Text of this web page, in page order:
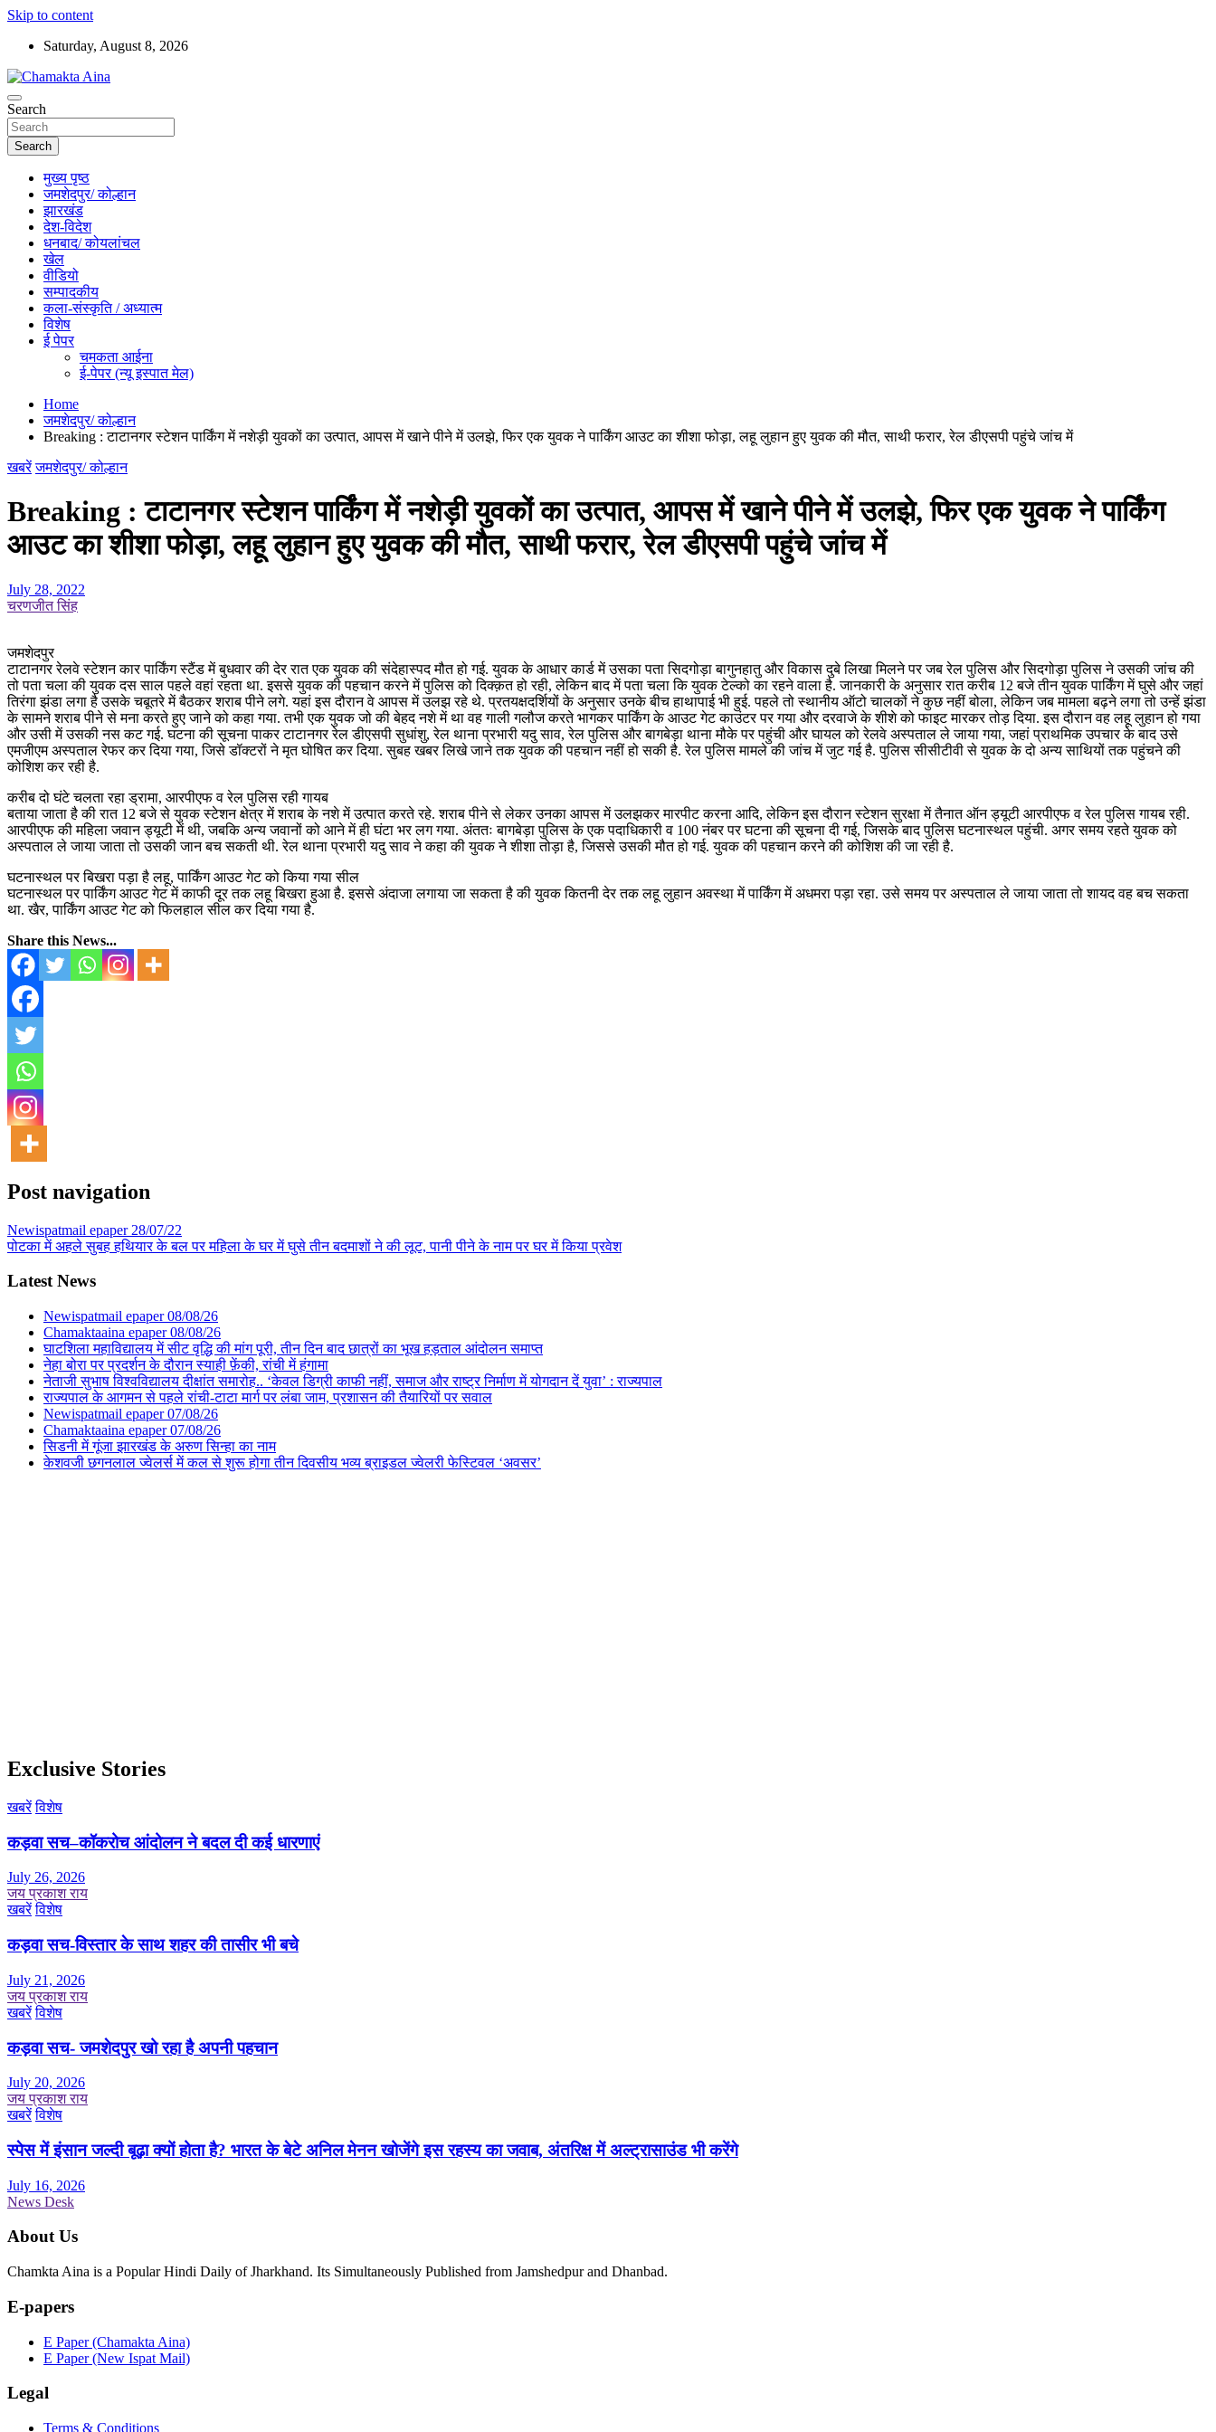
Skip to content
Saturday, August 8, 2026
Chamakta Aina
Hindi News Paper – Jharkhand
Search
Search
मुख्य पृष्ठ
जमशेदपुर/ कोल्हान
झारखंड
देश-विदेश
धनबाद/ कोयलांचल
खेल
वीडियो
सम्पादकीय
कला-संस्कृति / अध्यात्म
विशेष
ई पेपर
चमकता आईना
ई-पेपर (न्यू इस्पात मेल)
Home
जमशेदपुर/ कोल्हान
Breaking : टाटानगर स्टेशन पार्किंग में नशेड़ी युवकों का उत्पात, आपस में खाने पीने में उलझे, फिर एक युवक ने पार्किंग आउट का शीशा फोड़ा, लहू लुहान हुए युवक की मौत, साथी फरार, रेल डीएसपी पहुंचे जांच में
खबरें जमशेदपुर/ कोल्हान
Breaking : टाटानगर स्टेशन पार्किंग में नशेड़ी युवकों का उत्पात, आपस में खाने पीने में उलझे, फिर एक युवक ने पार्किंग
आउट का शीशा फोड़ा, लहू लुहान हुए युवक की मौत, साथी फरार, रेल डीएसपी पहुंचे जांच में
July 28, 2022
चरणजीत सिंह
जमशेदपुर
टाटानगर रेलवे स्टेशन कार पार्किंग स्टैंड में बुधवार की देर रात एक युवक की संदेहास्पद मौत हो गई. युवक के आधार कार्ड में उसका पता सिदगोड़ा बागुनहातु और विकास दुबे लिखा मिलने पर जब रेल पुलिस और सिदगोड़ा पुलिस ने उसकी जांच की
तो पता चला की युवक दस साल पहले वहां रहता था. इससे युवक की पहचान करने में पुलिस को दिक्क़त हो रही, लेकिन बाद में पता चला कि युवक टेल्को का रहने वाला है. जानकारी के अनुसार रात करीब 12 बजे तीन युवक पार्किंग में घुसे और जहां
तिरंगा झंडा लगा है उसके चबूतरे में बैठकर शराब पीने लगे. यहां इस दौरान वे आपस में उलझ रहे थे. प्रतयक्षदर्शियों के अनुसार उनके बीच हाथापाई भी हुई. पहले तो स्थानीय ऑटो चालकों ने कुछ नहीं बोला, लेकिन जब मामला बढ़ने लगा तो उन्हें झंडा
के सामने शराब पीने से मना करते हुए जाने को कहा गया. तभी एक युवक जो की बेहद नशे में था वह गाली गलौज करते भागकर पार्किंग के आउट गेट काउंटर पर गया और दरवाजे के शीशे को फाइट मारकर तोड़ दिया. इस दौरान वह लहू लुहान हो गया
और उसी में उसकी नस कट गई. घटना की सूचना पाकर टाटानगर रेल डीएसपी सुधांशु, रेल थाना प्रभारी यदु साव, रेल पुलिस और बागबेड़ा थाना मौके पर पहुंची और घायल को रेलवे अस्पताल ले जाया गया, जहां प्राथमिक उपचार के बाद उसे
एमजीएम अस्पताल रेफर कर दिया गया, जिसे डॉक्टरों ने मृत घोषित कर दिया. सुबह खबर लिखे जाने तक युवक की पहचान नहीं हो सकी है. रेल पुलिस मामले की जांच में जुट गई है. पुलिस सीसीटीवी से युवक के दो अन्य साथियों तक पहुंचने की
कोशिश कर रही है.
करीब दो घंटे चलता रहा ड्रामा, आरपीएफ व रेल पुलिस रही गायब
बताया जाता है की रात 12 बजे से युवक स्टेशन क्षेत्र में शराब के नशे में उत्पात करते रहे. शराब पीने से लेकर उनका आपस में उलझकर मारपीट करना आदि, लेकिन इस दौरान स्टेशन सुरक्षा में तैनात ऑन ड्यूटी आरपीएफ व रेल पुलिस गायब रही.
आरपीएफ की महिला जवान ड्यूटी में थी, जबकि अन्य जवानों को आने में ही घंटा भर लग गया. अंततः बागबेड़ा पुलिस के एक पदाधिकारी व 100 नंबर पर घटना की सूचना दी गई, जिसके बाद पुलिस घटनास्थल पहुंची. अगर समय रहते युवक को
अस्पताल ले जाया जाता तो उसकी जान बच सकती थी. रेल थाना प्रभारी यदु साव ने कहा की युवक ने शीशा तोड़ा है, जिससे उसकी मौत हो गई. युवक की पहचान करने की कोशिश की जा रही है.
घटनास्थल पर बिखरा पड़ा है लहू, पार्किंग आउट गेट को किया गया सील
घटनास्थल पर पार्किंग आउट गेट में काफी दूर तक लहू बिखरा हुआ है. इससे अंदाजा लगाया जा सकता है की युवक कितनी देर तक लहू लुहान अवस्था में पार्किंग में अधमरा पड़ा रहा. उसे समय पर अस्पताल ले जाया जाता तो शायद वह बच सकता
था. खैर, पार्किंग आउट गेट को फिलहाल सील कर दिया गया है.
Share this News...
Post navigation
Newispatmail epaper 28/07/22
पोटका में अहले सुबह हथियार के बल पर महिला के घर में घुसे तीन बदमाशों ने की लूट, पानी पीने के नाम पर घर में किया प्रवेश
Latest News
Newispatmail epaper 08/08/26
Chamaktaaina epaper 08/08/26
घाटशिला महाविद्यालय में सीट वृद्धि की मांग पूरी, तीन दिन बाद छात्रों का भूख हड़ताल आंदोलन समाप्त
नेहा बोरा पर प्रदर्शन के दौरान स्याही फ़ेंकी, रांची में हंगामा
नेताजी सुभाष विश्वविद्यालय दीक्षांत समारोह.. ‘केवल डिग्री काफी नहीं, समाज और राष्ट्र निर्माण में योगदान दें युवा’ : राज्यपाल
राज्यपाल के आगमन से पहले रांची-टाटा मार्ग पर लंबा जाम, प्रशासन की तैयारियों पर सवाल
Newispatmail epaper 07/08/26
Chamaktaaina epaper 07/08/26
सिडनी में गूंजा झारखंड के अरुण सिन्हा का नाम
केशवजी छगनलाल ज्वेलर्स में कल से शुरू होगा तीन दिवसीय भव्य ब्राइडल ज्वेलरी फेस्टिवल ‘अवसर’
Exclusive Stories
खबरें विशेष
कड़वा सच–कॉकरोच आंदोलन ने बदल दी कई धारणाएं
July 26, 2026
जय प्रकाश राय
खबरें विशेष
कड़वा सच-विस्तार के साथ शहर की तासीर भी बचे
July 21, 2026
जय प्रकाश राय
खबरें विशेष
कड़वा सच- जमशेदपुर खो रहा है अपनी पहचान
July 20, 2026
जय प्रकाश राय
खबरें विशेष
स्पेस में इंसान जल्दी बूढ़ा क्यों होता है? भारत के बेटे अनिल मेनन खोजेंगे इस रहस्य का जवाब, अंतरिक्ष में अल्ट्रासाउंड भी करेंगे
July 16, 2026
News Desk
About Us
Chamkta Aina is a Popular Hindi Daily of Jharkhand. Its Simultaneously Published from Jamshedpur and Dhanbad.
E-papers
E Paper (Chamakta Aina)
E Paper (New Ispat Mail)
Legal
Terms & Conditions